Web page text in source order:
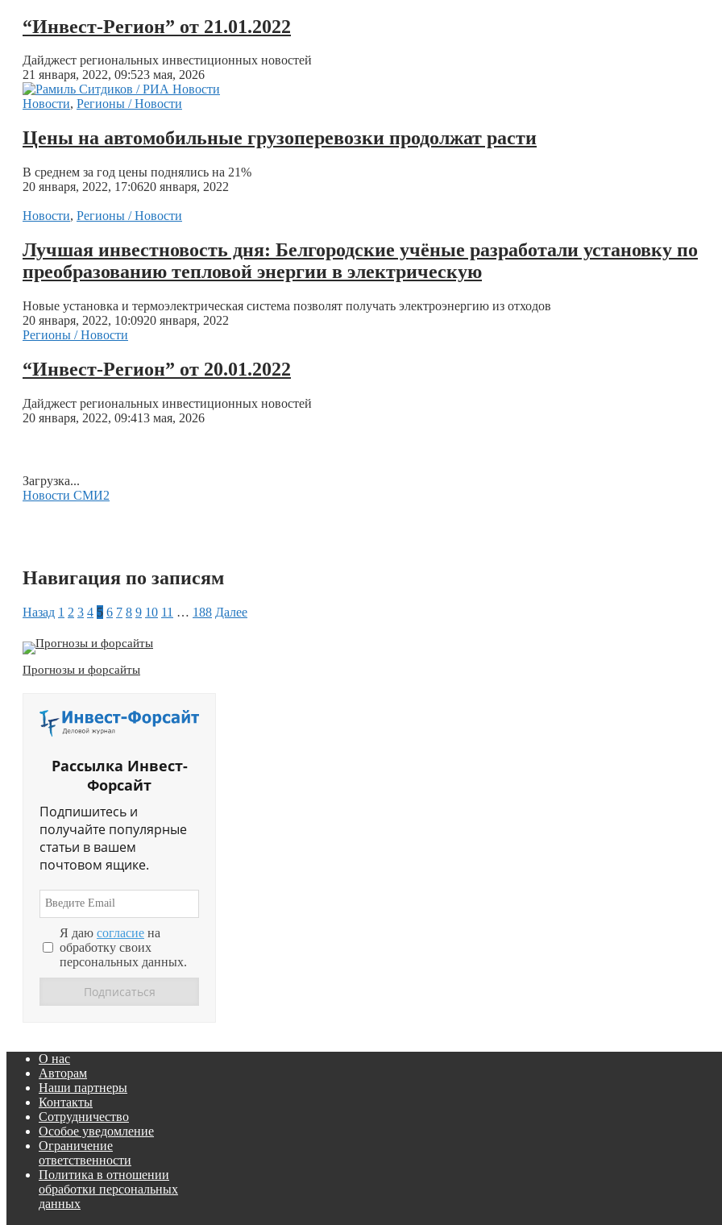
“Инвест-Регион” от 21.01.2022
Дайджест региональных инвестиционных новостей
21 января, 2022, 09:523 мая, 2026
Новости, Регионы / Новости
Цены на автомобильные грузоперевозки продолжат расти
В среднем за год цены поднялись на 21%
20 января, 2022, 17:0620 января, 2022
Новости, Регионы / Новости
Лучшая инвестновость дня: Белгородские учёные разработали установку по
преобразованию тепловой энергии в электрическую
Новые установка и термоэлектрическая система позволят получать электроэнергию из отходов
20 января, 2022, 10:0920 января, 2022
Регионы / Новости
“Инвест-Регион” от 20.01.2022
Дайджест региональных инвестиционных новостей
20 января, 2022, 09:413 мая, 2026
Загрузка...
Новости СМИ2
Навигация по записям
Назад 1 2 3 4 5 6 7 8 9 10 11 … 188 Далее
Прогнозы и форсайты
Рассылка Инвест-
Форсайт
Подпишитесь и
получайте популярные
статьи в вашем
почтовом ящике.
Я даю согласие на
обработку своих
персональных данных.
О нас
Авторам
Наши партнеры
Контакты
Сотрудничество
Особое уведомление
Ограничение
ответственности
Политика в отношении
обработки персональных
данных